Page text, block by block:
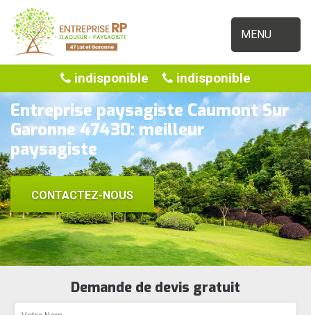
MENU
indisponible indisponible
Entreprise paysagiste Caumont Sur
Garonne 47430: meilleur
paysagiste
CONTACTEZ-NOUS
Demande de devis gratuit